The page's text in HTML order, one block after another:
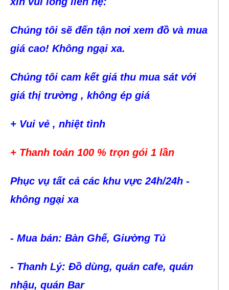
Chúng tôi sẽ đến tận nơi xem đồ và mua
giá cao! Không ngại xa.
Chúng tôi cam kết giá thu mua sát với
giá thị trường , không ép giá
+ Vui vẻ , nhiệt tình
+ Thanh toán 100 % trọn gói 1 lần
Phục vụ tất cả các khu vực 24h/24h -
không ngại xa
- Mua bán: Bàn Ghế, Giường Tủ
- Thanh Lý: Đồ dùng, quán cafe, quán
nhậu, quán Bar